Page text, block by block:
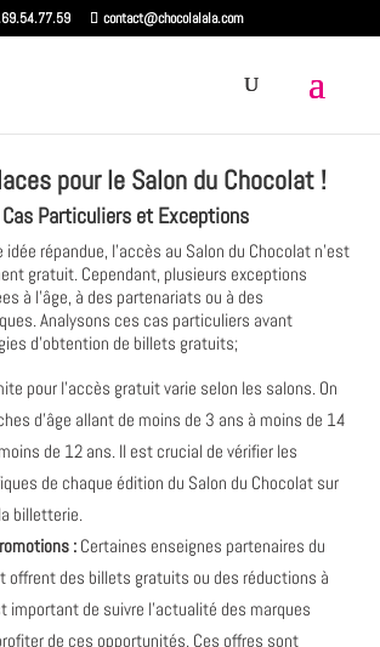
contact@chocolalala.com
pour le Salon du Chocolat !
Particuliers et Exceptions
idée répandue, l'accès au Salon du Chocolat n'est
gratuit. Cependant, plusieurs exceptions
à l'âge, à des partenariats ou à des
Analysons ces cas particuliers avant
d'obtention de billets gratuits;
pour l'accès gratuit varie selon les salons. On
d'âge allant de moins de 3 ans à moins de 14
de 12 ans. Il est crucial de vérifier les
de chaque édition du Salon du Chocolat sur
billetterie.
: Certaines enseignes partenaires du
offrent des billets gratuits ou des réductions à
important de suivre l'actualité des marques
de ces opportunités. Ces offres sont